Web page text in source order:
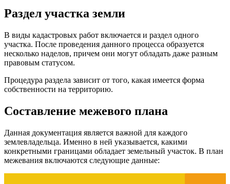
Раздел участка земли
В виды кадастровых работ включается и раздел одного
участка. После проведения данного процесса образуется
несколько наделов, причем они могут обладать даже разным
правовым статусом.
Процедура раздела зависит от того, какая имеется форма
собственности на территорию.
Составление межевого плана
Данная документация является важной для каждого
землевладельца. Именно в ней указывается, какими
конкретными границами обладает земельный участок. В план
межевания включаются следующие данные: